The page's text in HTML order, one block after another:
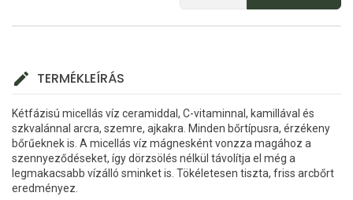
TERMÉKLEÍRÁS
Kétfázisú micellás víz ceramiddal, C-vitaminnal, kamillával és
szkvalánnal arcra, szemre, ajkakra. Minden bőrtípusra, érzékeny
bőrűeknek is. A micellás víz mágnesként vonzza magához a
szennyeződéseket, így dörzsölés nélkül távolítja el még a
legmakacsabb vízálló sminket is. Tökéletesen tiszta, friss arcbőrt
eredményez.